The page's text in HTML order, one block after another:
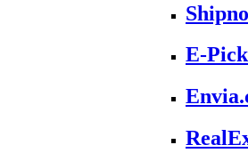
E-Pick